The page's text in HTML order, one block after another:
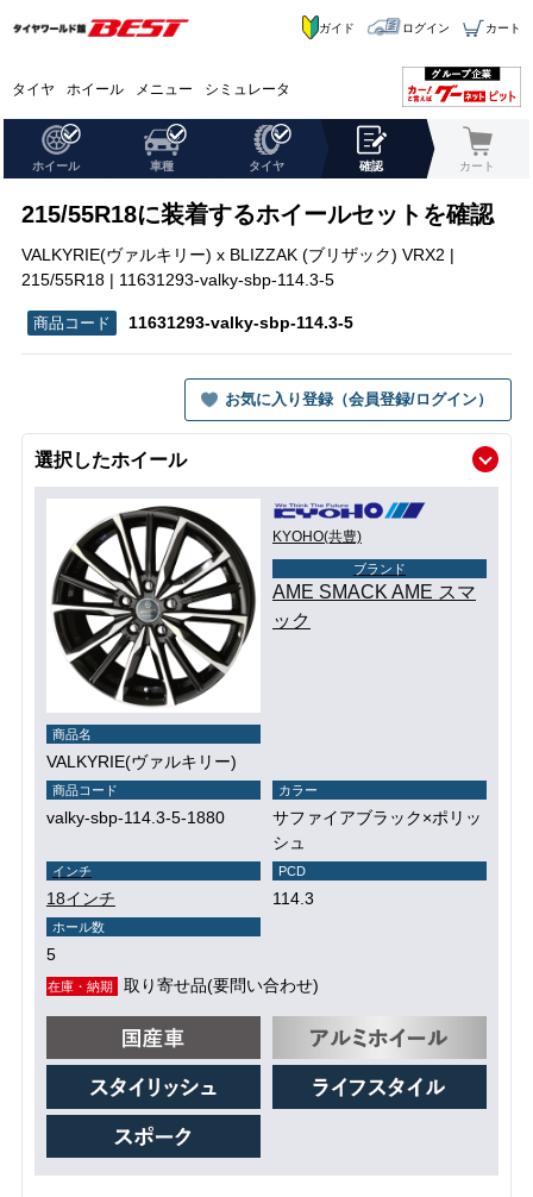
タイヤ ホイール メニュー シミュレータ
ガイド ログイン カート
ホイール 車種 タイヤ 確認 カート
215/55R18に装着するホイールセットを確認
VALKYRIE(ヴァルキリー) x BLIZZAK (ブリザック) VRX2 |
215/55R18 | 11631293-valky-sbp-114.3-5
11631293-valky-sbp-114.3-5
お気に入り登録（会員登録/ログイン）
選択したホイール
KYOHO(共豊)
ブランド
AME SMACK AME スマ
ック
商品名
VALKYRIE(ヴァルキリー)
商品コード
valky-sbp-114.3-5-1880
カラー
サファイアブラック×ポリッ
シュ
インチ
18インチ
PCD
114.3
ホール数
5
在庫・納期 取り寄せ品(要問い合わせ)